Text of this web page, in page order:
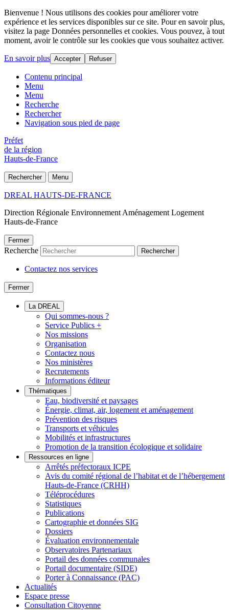
Bienvenue ! Nous utilisons des cookies pour améliorer votre
expérience et les services disponibles sur ce site. Pour en savoir plus,
visitez la page Données personnelles et cookies. Vous pouvez, à tout
moment, avoir le contrôle sur les cookies que vous souhaitez activer.
En savoir plus Accepter Refuser
Contenu principal
Menu
Menu
Recherche
Rechercher
Navigation sous pied de page
Préfet
de la région
Hauts-de-France
Rechercher Menu
DREAL HAUTS-DE-FRANCE
Direction Régionale Environnement Aménagement Logement
Hauts-de-France
Fermer
Recherche Rechercher
Contactez nos services
Fermer
La DREAL
Qui sommes-nous ?
Service Publics +
Nos missions
Organisation
Contactez nous
Nos ministères
Recrutements
Informations éditeur
Thématiques
Eau, biodiversité et paysages
Énergie, climat, air, logement et aménagement
Prévention des risques
Transports et véhicules
Mobilités et infrastructures
Promotion de la transition écologique et solidaire
Ressources en ligne
Arrêtés préfectoraux ICPE
Avis du comité régional de l’habitat et de l’hébergement
Hauts-de-France (CRHH)
Téléprocédures
Statistiques
Publications
Cartographie et données SIG
Dossiers
Évaluation environnementale
Observatoires Partenariaux
Portail des données communales
Portail documentaire (SIDE)
Porter à Connaissance (PAC)
Actualités
Espace presse
Consultation Citoyenne